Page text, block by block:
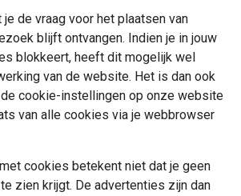
je de vraag voor het plaatsen van
blijft ontvangen. Indien je in jouw
blokkeert, heeft dit mogelijk wel
van de website. Het is dan ook
cookie-instellingen op onze website
van alle cookies via je webbrowser
cookies betekent niet dat je geen
zien krijgt. De advertenties zijn dan